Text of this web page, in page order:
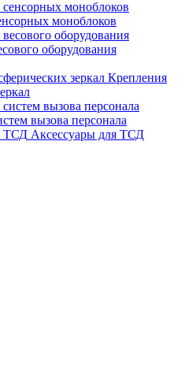
моноблоков
оборудования
Крепления
вызова персонала
Аксессуары для ТСД